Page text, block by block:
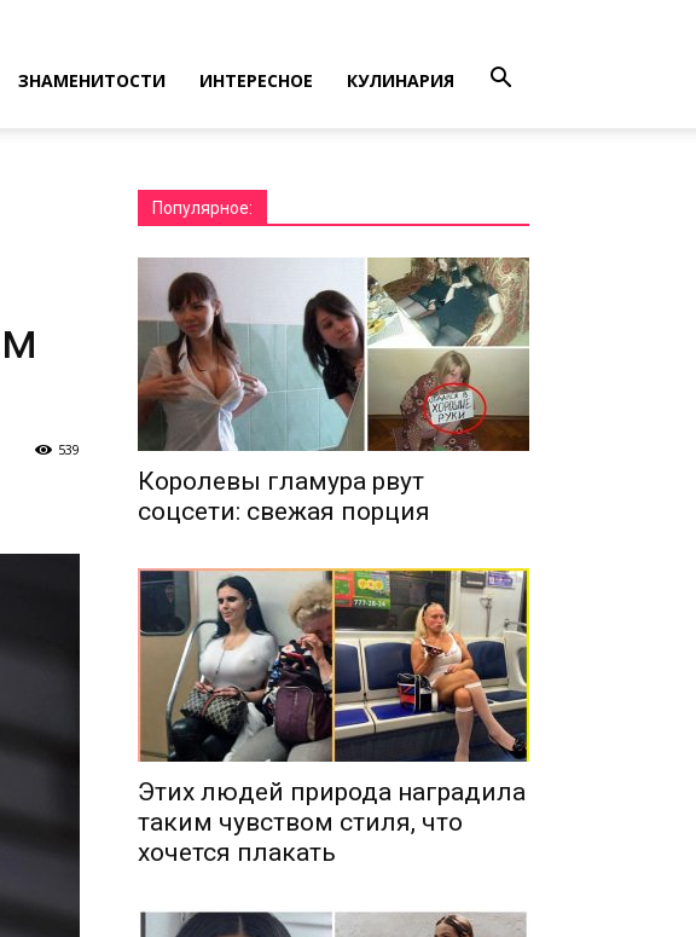
ЗНАМЕНИТОСТИ ИНТЕРЕСНОЕ КУЛИНАРИЯ
539
Популярное:
Королевы гламура рвут
соцсети: свежая порция
Этих людей природа наградила
таким чувством стиля, что
хочется плакать